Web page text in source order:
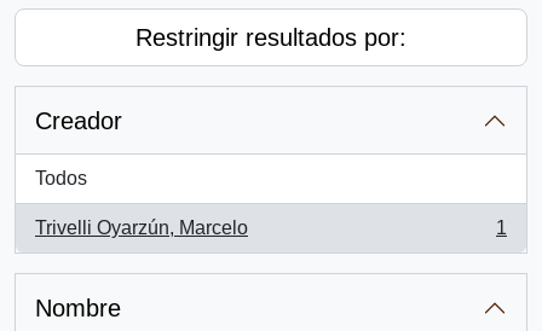
Restringir resultados por:
Creador
Todos
Trivelli Oyarzún, Marcelo
, 1 resultados
1
Nombre